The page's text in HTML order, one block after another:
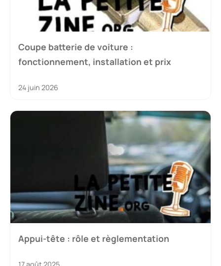
Coupe batterie de voiture :
fonctionnement, installation et prix
24 juin 2026
Appui-tête : rôle et règlementation